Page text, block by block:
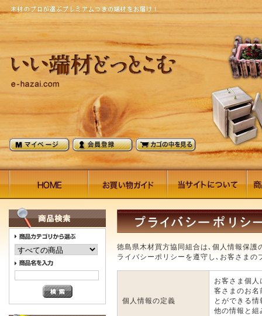
徳島県木材買方協同組合は､個人情報保
ライバシーポリシーを遵守し､お客さまの
個人情報の定義
お客さま個
客さまのお名
とができる
他の情報と組